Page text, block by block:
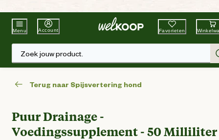
Beste WinkelketenTuin & Dier
Menu Account Favorieten
Zoek jouw product.
Terug naar Spijsvertering hond
Puur Drainage -
Voedingssupplement - 50 Milliliter